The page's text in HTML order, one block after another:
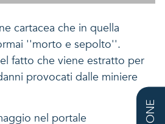
cartacea che in quella
''morto e sepolto''.
fatto che viene estratto per
provocati dalle miniere
nel portale